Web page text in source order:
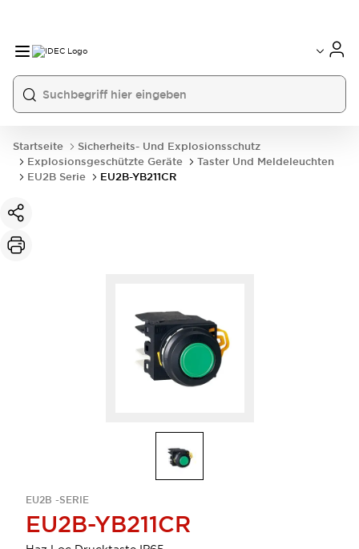
Startseite
Sicherheits- Und Explosionsschutz
Explosionsgeschützte Geräte
Taster Und Meldeleuchten
EU2B Serie
EU2B-YB211CR
EU2B -SERIE
EU2B-YB211CR